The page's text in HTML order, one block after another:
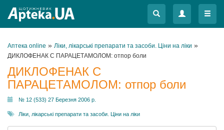
Меню
Меню
Аптека online » Ліки, лікарські препарати та засоби. Ціни на ліки »
ДИКЛОФЕНАК С ПАРАЦЕТАМОЛОМ: отпор боли
ДИКЛОФЕНАК С
ПАРАЦЕТАМОЛОМ: отпор боли
№ 12 (533) 27 Березня 2006 р.
Ліки, лікарські препарати та засоби. Ціни на ліки